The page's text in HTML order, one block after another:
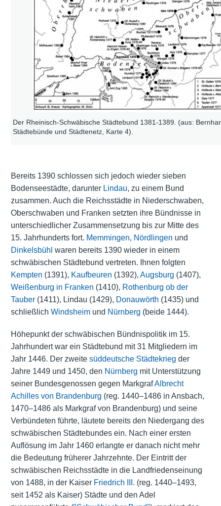
Der Rheinisch-Schwäbische Städtebund 1381-1389. (aus:
Städtebünde und Städtenetz, Karte 4).
Bereits 1390 schlossen sich jedoch wieder sieben
Bodenseestädte, darunter Lindau, zu einem Bund
zusammen. Auch die Reichsstädte in Niederschwaben,
Oberschwaben und Franken setzten ihre Bündnisse in
unterschiedlicher Zusammensetzung bis zur Mitte des
15. Jahrhunderts fort. Memmingen, Nördlingen und
Dinkelsbühl waren bereits 1390 wieder in einem
schwäbischen Städtebund vertreten. Ihnen folgten
Kempten (1391), Kaufbeuren (1392), Augsburg (1407),
Weißenburg in Franken (1410), Rothenburg ob der
Tauber(1411), Lindau (1429), Donauwörth (1435) und
schließlich Windsheimund Nürnberg (beide 1444).
Höhepunkt der schwäbischen Bündnispolitik im 15.
Jahrhundert war ein Städtebund mit 31 Mitgliedern im
Jahr 1446. Der zweite süddeutsche Städtekrieg der
Jahre 1449 und 1450, den Nürnberg mit Unterstützung
seiner Bundesgenossen gegen MarkgrafAlbrecht
Achilles von Brandenburg (reg. 1440–1486 in Ansbach,
1470–1486 als Markgraf von Brandenburg) und seine
Verbündeten führte, läutete bereits den Niedergang des
schwäbischen Städtebundes ein. Nach einer ersten
Auflösung im Jahr 1460 erlangte er danach nicht mehr
die Bedeutung früherer Jahrzehnte. Der Eintritt der
schwäbischen Reichsstädte in die Landfriedenseinung
von 1488, in der Kaiser Friedrich III. (reg. 1440–1493,
seit 1452 als Kaiser) Städte und den Adel